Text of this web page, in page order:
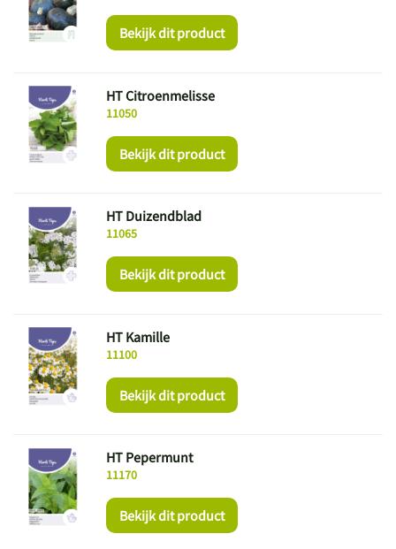
Bekijk dit product
11050
HT Citroenmelisse
Bekijk dit product
11065
HT Duizendblad
Bekijk dit product
11100
HT Kamille
Bekijk dit product
11170
HT Pepermunt
Bekijk dit product